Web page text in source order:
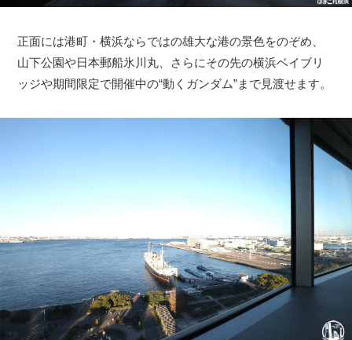
正面には港町・横浜ならではの雄大な港の景色をのぞめ、
山下公園や日本郵船氷川丸、さらにその先の横浜ベイブリ
ッジや期間限定で開催中の“動くガンダム”まで見渡せます。